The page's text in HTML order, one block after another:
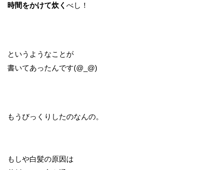
時間をかけて炊く べし！
というようなことが
書いてあったんです(@_@)
もうびっくりしたのなんの。
もしや白髪の原因は